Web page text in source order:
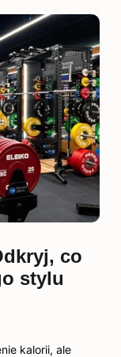
co
stylu
kalorii, ale